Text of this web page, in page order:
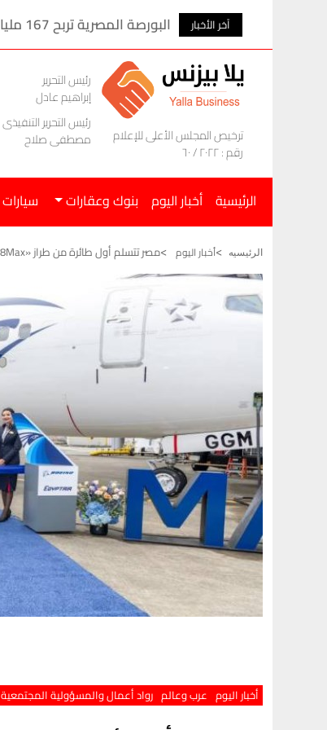
آخر الأخبار البورصة المصرية تربح 167 مليار جنيه خلال الأسبوع الماضى
ترخيص المجلس الأعلى للإعلام
رقم : ٢٠٢٢ / ٦٠
رئيس التحرير
إبراهيم عادل
رئيس التحرير التنفيذى
مصطفى صلاح
الرئيسية أخبار اليوم بنوك وعقارات سيارات
الرئيسيه أخبار اليوم مصر تتسلم أول طائرة من طراز «B737-8Max»
أخبار اليوم عرب وعالم رواد أعمال والمسؤولية المجتمعية